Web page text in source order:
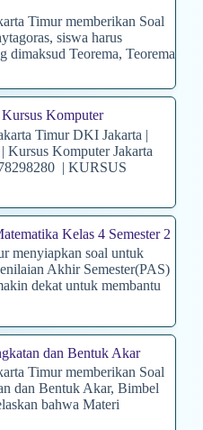
Timur memberikan Soal
siswa harus
dimaksud Teorema, Teorema
Komputer
Timur DKI Jakarta |
Kursus Komputer Jakarta
| KURSUS
Kelas 4 Semester 2
menyiapkan soal untuk
Akhir Semester(PAS)
dekat untuk membantu
dan Bentuk Akar
Timur memberikan Soal
dan Bentuk Akar, Bimbel
bahwa Materi